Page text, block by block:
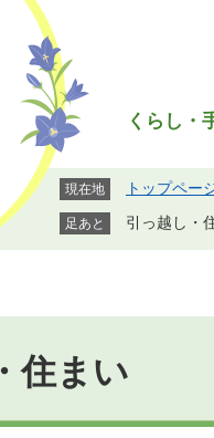
くらし・
現在地 トップペー
足あと 引っ越し・
住まい